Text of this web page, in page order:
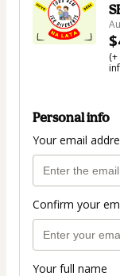
Personal info
Your email
Confirm your
Your full name